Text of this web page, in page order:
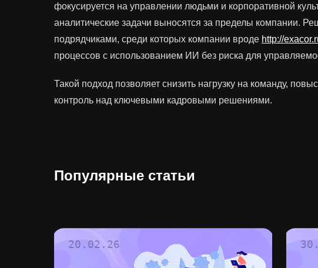
фокусируется на управлении людьми и корпоративной
аналитические задачи выносятся за пределы компании.
подрядчиками, среди которых компании вроде http://
процессов с использованием ИИ без риска для
Такой подход позволяет снизить нагрузку на команду,
контроль над ключевыми кадровыми решениями.
Популярные статьи
20.02.26